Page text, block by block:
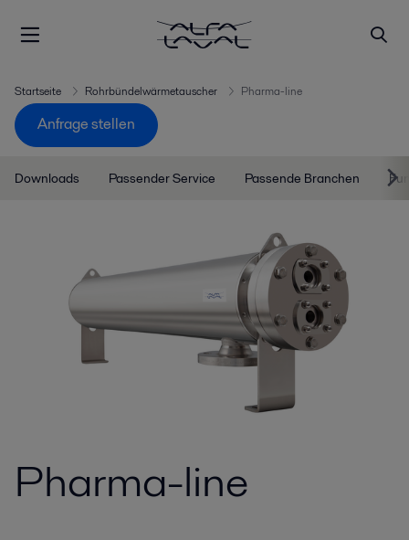
Startseite Rohrbündelwärmetauscher Pharma-line
Anfrage stellen
Downloads Passender Service Passende Branchen
Pharma-line